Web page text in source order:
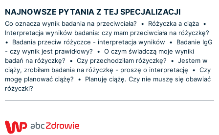
NAJNOWSZE PYTANIA Z TEJ SPECJALIZACJI
Co oznacza wynik badania na przeciwciała? • Różyczka a ciąża •
Interpretacja wyników badania: czy mam przeciwciała na różyczkę?
•
Badania przeciw różyczce - interpretacja wyników •
Badanie IgG
- czy wynik jest prawidłowy?
• O czym świadczą moje wyniki
badań na różyczkę?
• Czy przechodziłam różyczkę? • Jestem w
ciąży, zrobiłam badania na różyczkę - proszę o interpretację
• Czy
mogę planować ciążę?
•
Planuję ciążę. Czy nie muszę się obawiać
różyczki?